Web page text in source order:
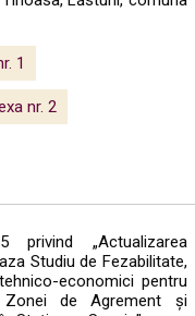
1
nr. 2
privind „Actualizarea
Studiu de Fezabilitate,
economici pentru
Zonei de Agrement și